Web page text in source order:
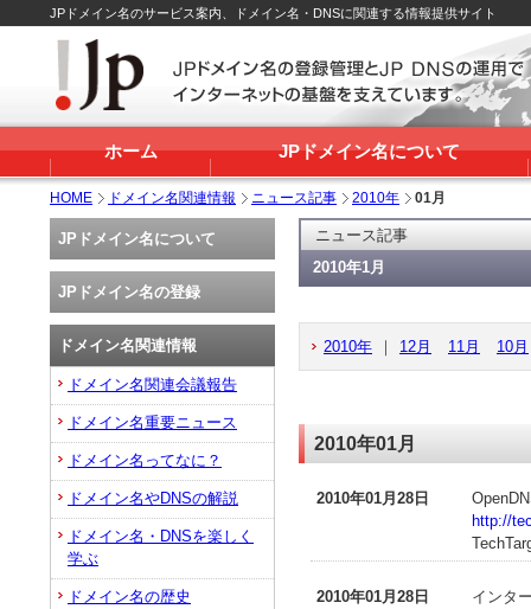
JPドメイン名のサービス案内、ドメイン名・DNSに関連する情報提供サイト
ホーム JPドメイン名について
HOME ドメイン名関連情報 ニュース記事 2010年 01月
ニュース記事
2010年1月
2010年 ｜ 12月 11月 10月
2010年01月
2010年01月28日
http://
2010年01月28日
インタ
JPドメイン名について
JPドメイン名の登録
ドメイン名関連情報
ドメイン名関連会議報告
ドメイン名重要ニュース
ドメイン名ってなに？
ドメイン名やDNSの解説
ドメイン名・DNSを楽しく
学ぶ
ドメイン名の歴史